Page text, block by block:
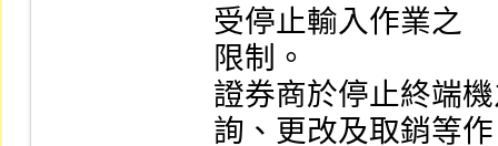
受停止輸入作業之
限制。
證券商於停止終端
詢、更改及取銷等作